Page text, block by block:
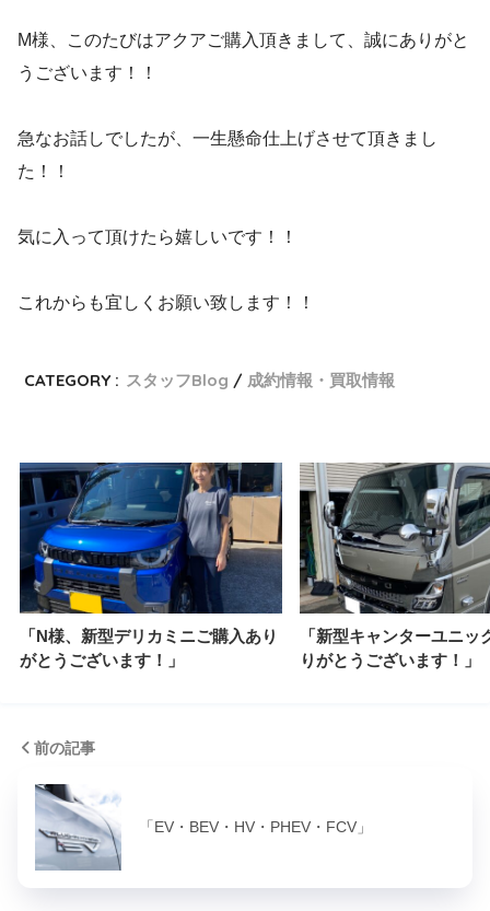
M様、このたびはアクアご購入頂きまして、誠にありがと
うございます！！
急なお話しでしたが、一生懸命仕上げさせて頂きまし
た！！
気に入って頂けたら嬉しいです！！
これからも宜しくお願い致します！！
CATEGORY : スタッフBlog 成約情報・買取情報
「N様、新型デリカミニご購入あり
がとうございます！」
「新型キャンターユニッ
りがとうございます！」
前の記事
「EV・BEV・HV・PHEV・FCV」